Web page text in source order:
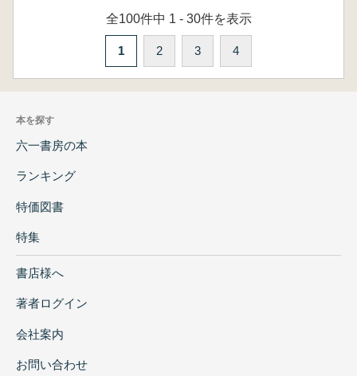
全100件中 1 - 30件を表示
1 2 3 4
本を探す
六一書房の本
ランキング
特価図書
特集
書店様へ
著者ログイン
会社案内
お問い合わせ